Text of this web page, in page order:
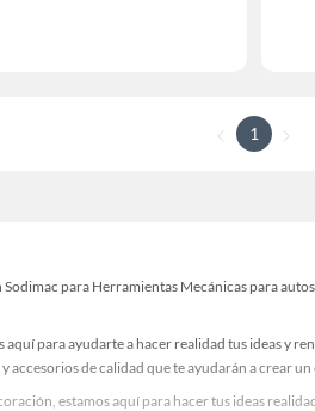
1
para Herramientas Mecánicas para
aquí para ayudarte a hacer realidad tus ideas y
de calidad que te ayudarán a crear un
estamos aquí para hacer tus ideas